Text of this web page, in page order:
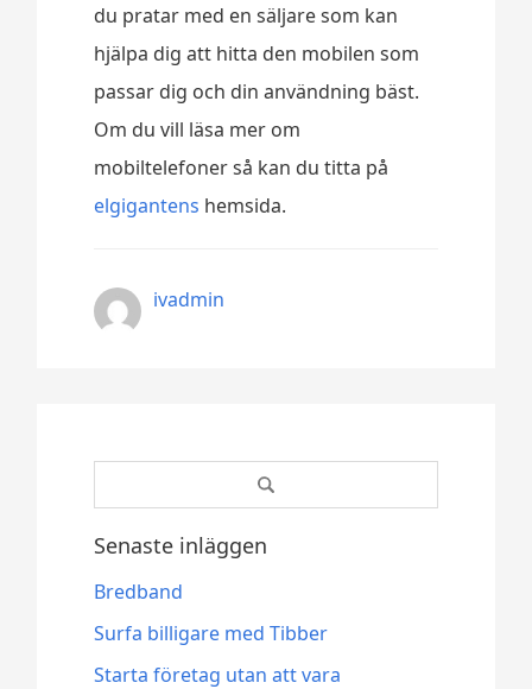
du pratar med en säljare som kan
hjälpa dig att hitta den mobilen som
passar dig och din användning bäst.
Om du vill läsa mer om
mobiltelefoner så kan du titta på
elgigantens hemsida.
ivadmin
for:
Senaste inläggen
Bredband
Surfa billigare med Tibber
Starta företag utan att vara